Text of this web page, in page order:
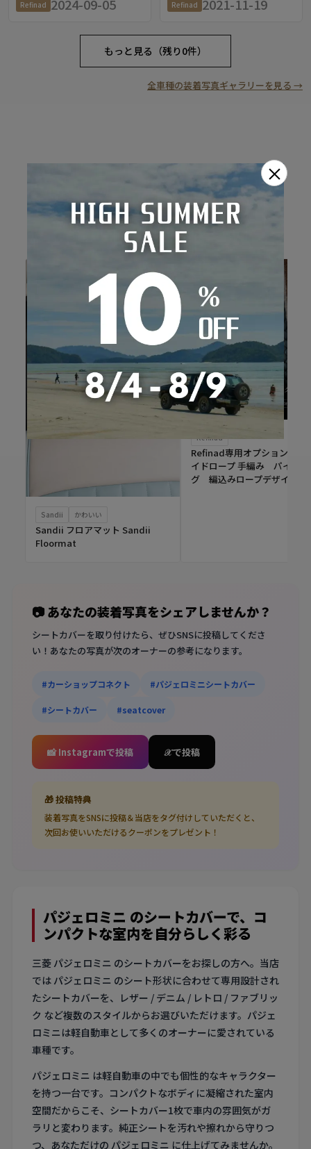
Refinad 2024-09-05 Refinad 2021-11-19
もっと見る（残り0件）
全車種の装着写真ギャラリーを見る →
RECOMMEND OPTION
おすすめオプション
Sandii かわいい
Sandii フロアマット Sandii
Floormat
Refinad
Refinad専用オプション ブ
イドロープ 手編み パイピン
グ 編込みロープデザイン
📷 あなたの装着写真をシェアしませんか？
シートカバーを取り付けたら、ぜひSNSに投稿してくださ
い！あなたの写真が次のオーナーの参考になります。
#カーショップコネクト #パジェロミニシートカバー
#シートカバー #seatcover
📸 Instagramで投稿 𝒳 で投稿
🎁 投稿特典
装着写真をSNSに投稿＆当店をタグ付けしていただくと、
次回お使いいただけるクーポンをプレゼント！
パジェロミニ のシートカバーで、コ
ンパクトな室内を自分らしく彩る
三菱 パジェロミニ のシートカバーをお探しの方へ。当店
では パジェロミニ のシート形状に合わせて専用設計され
たシートカバーを、レザー / デニム / レトロ / ファブリッ
ク など複数のスタイルからお選びいただけます。パジェ
ロミニは軽自動車として多くのオーナーに愛されている
車種です。
パジェロミニ は軽自動車の中でも個性的なキャラクター
を持つ一台です。コンパクトなボディに凝縮された室内
空間だからこそ、シートカバー1枚で車内の雰囲気がガ
ラリと変わります。純正シートを汚れや擦れから守りつ
つ、あなただけの パジェロミニ に仕上げてみませんか。
×